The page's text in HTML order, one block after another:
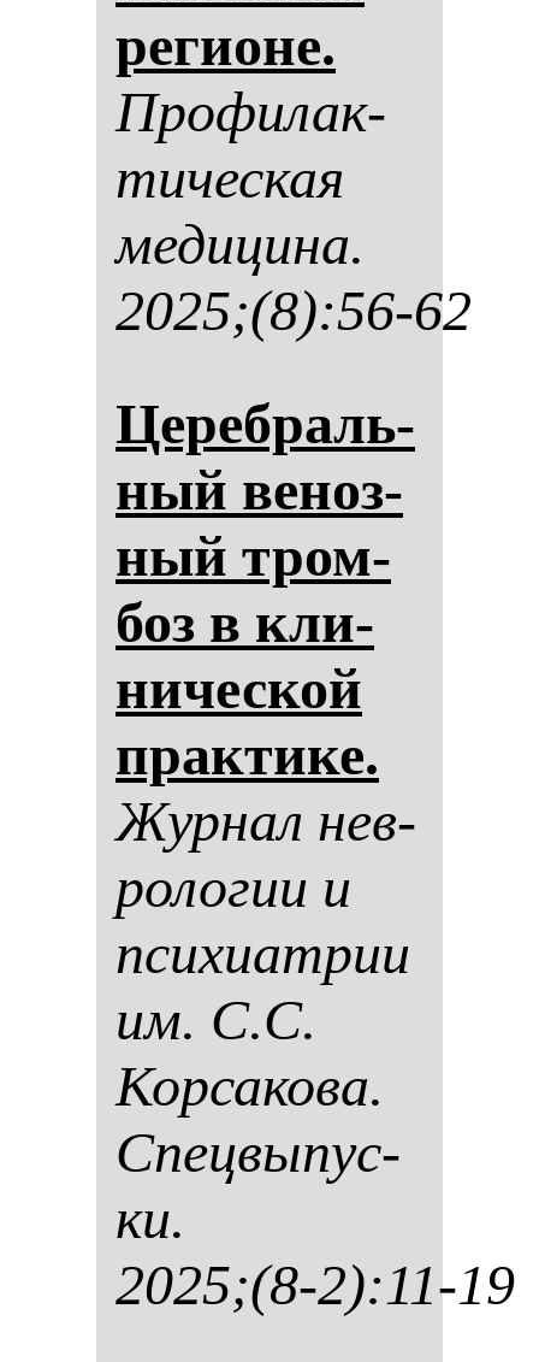
ре­ги­оне.
Про­фи­лак­
ти­чес­кая
ме­ди­ци­на.
2025;(8):56-62
Це­реб­раль­
ный ве­ноз­
ный тром­
боз в кли­
ни­чес­кой
прак­ти­ке.
Жур­нал нев­
ро­ло­гии и
пси­хи­ат­рии
им. С.С.
Кор­са­ко­ва.
Спец­вы­пус­
ки.
2025;(8-2):11-19